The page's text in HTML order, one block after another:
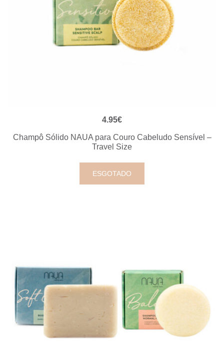
VISUALIZAÇÃO RÁPIDA
4.95€
Champô Sólido NAUA para Couro Cabeludo Sensível –
Travel Size
ESGOTADO